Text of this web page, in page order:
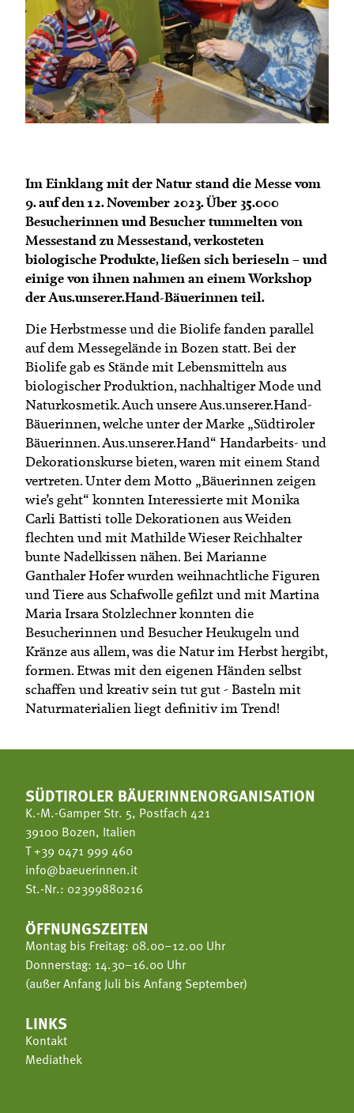
Mitgliedschaft
Landessekretariat
Bäuerliche Buffets
Hofgeschichten
Im Einklang mit der Natur stand die Messe vom
9. auf den 12. November 2023. Über 35.000
Besucherinnen und Besucher tummelten von
Messestand zu Messestand, verkosteten
biologische Produkte, ließen sich berieseln – und
einige von ihnen nahmen an einem Workshop
der Aus.unserer.Hand-Bäuerinnen teil.
Die Herbstmesse und die Biolife fanden parallel
auf dem Messegelände in Bozen statt. Bei der
Biolife gab es Stände mit Lebensmitteln aus
biologischer Produktion, nachhaltiger Mode und
Naturkosmetik. Auch unsere Aus.unserer.Hand-
Bäuerinnen, welche unter der Marke „Südtiroler
Bäuerinnen. Aus.unserer.Hand“ Handarbeits- und
Dekorationskurse bieten, waren mit einem Stand
vertreten. Unter dem Motto „Bäuerinnen zeigen
wie’s geht“ konnten Interessierte mit Monika
Carli Battisti tolle Dekorationen aus Weiden
flechten und mit Mathilde Wieser Reichhalter
bunte Nadelkissen nähen. Bei Marianne
Ganthaler Hofer wurden weihnachtliche Figuren
und Tiere aus Schafwolle gefilzt und mit Martina
Maria Irsara Stolzlechner konnten die
Besucherinnen und Besucher Heukugeln und
Kränze aus allem, was die Natur im Herbst hergibt,
formen. Etwas mit den eigenen Händen selbst
schaffen und kreativ sein tut gut - Basteln mit
Naturmaterialien liegt definitiv im Trend!
SÜDTIROLER BÄUERINNENORGANISATION
K.-M.-Gamper Str. 5, Postfach 421
39100 Bozen, Italien
T+39 0471 999 460
info@baeuerinnen.it
St.-Nr.: 02399880216
ÖFFNUNGSZEITEN
Montag bis Freitag: 08.00–12.00 Uhr
Donnerstag: 14.30–16.00 Uhr
(außer Anfang Juli bis Anfang September)
LINKS
Kontakt
Mediathek